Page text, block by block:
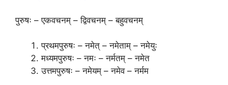
पुरुषः – एकवचनम् – द्विवचनम् – बहुवचनम्
प्रथमपुरुषः – नमेत् – नमेताम् – नमेयुः
मध्यमपुरुषः – नमः – नर्मतम् – नमेत
उत्तमपुरुषः – नमेयम् – नमेव – नर्मम